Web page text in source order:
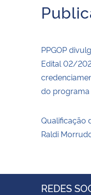
PPGOP
Edital 02/
do programa
Qualificação
Raldi
REDES